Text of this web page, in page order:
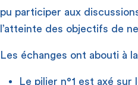
pu participer aux
l’atteinte des objectifs de
Les échanges ont abouti à
Le pilier n°1 est axé